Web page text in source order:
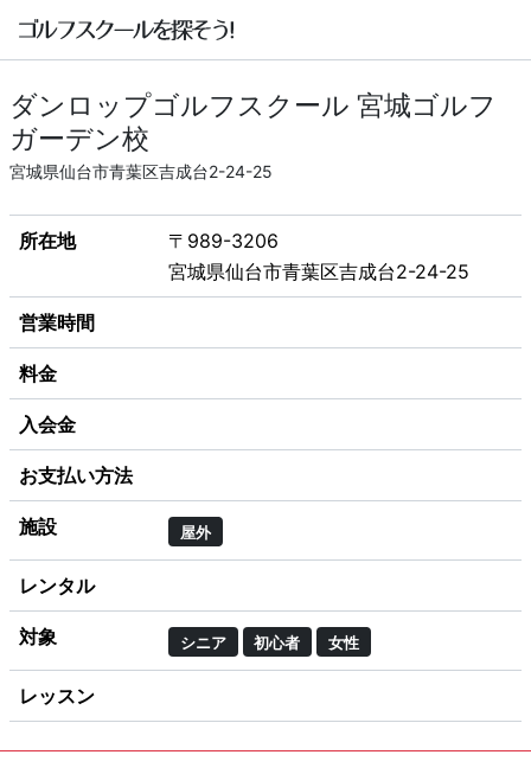
ダンロップゴルフスクール 宮城ゴルフ
ガーデン校
宮城県仙台市青葉区吉成台2-24-25
所在地
〒989-3206
宮城県仙台市青葉区吉成台2-24-25
営業時間
料金
入会金
お支払い方法
施設 屋外
レンタル
対象 シニア 初心者 女性
レッスン